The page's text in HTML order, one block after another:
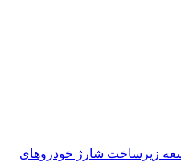
زیرساخت شارژ خودروهای